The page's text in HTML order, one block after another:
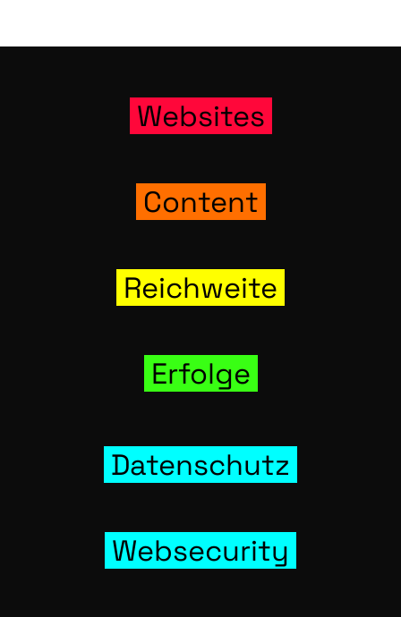
Web­sites
Con­tent
Reich­wei­te
Erfol­ge
Daten­schutz
Web­se­cu­ri­ty